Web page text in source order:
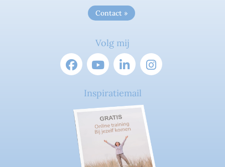
Contact »
Volg mij
Inspiratiemail